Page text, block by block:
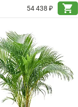
54 438 ₽
shopping_cart